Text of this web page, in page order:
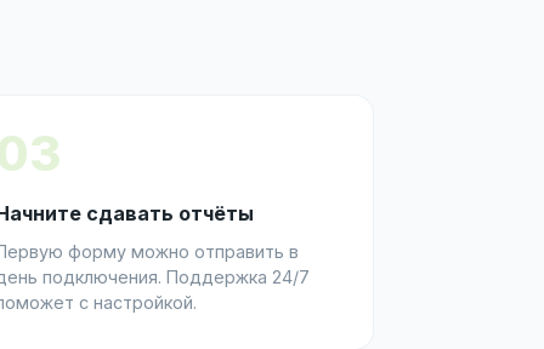
сдавать отчёты
форму можно отправить в
подключения. Поддержка 24/7
с настройкой.